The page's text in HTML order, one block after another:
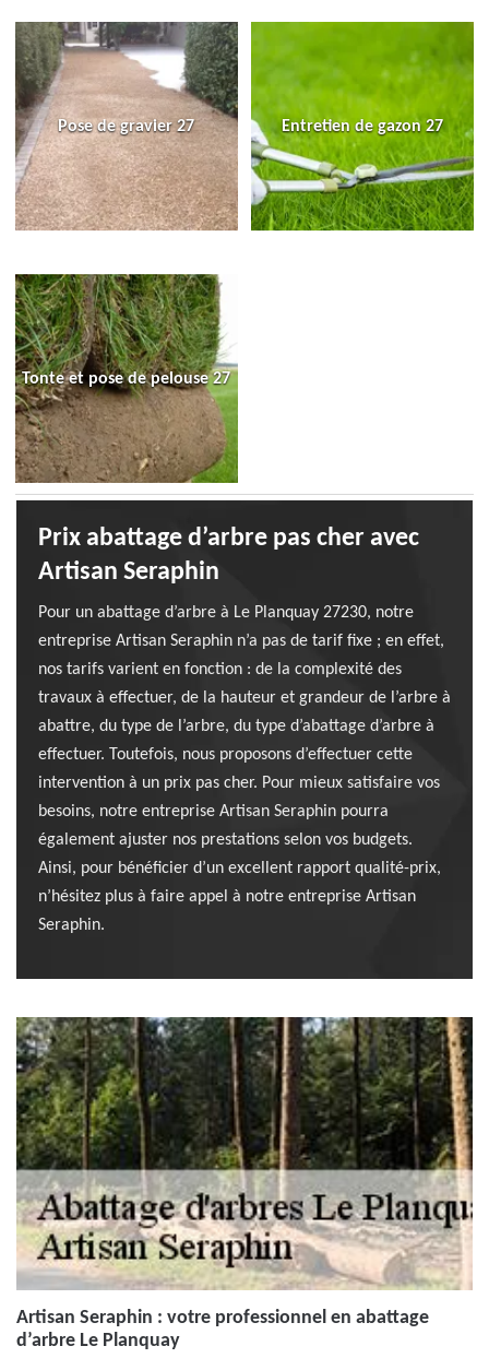
Pose de gravier 27 Entretien de gazon 27
Tonte et pose de pelouse 27
Prix abattage d’arbre pas cher avec
Artisan Seraphin
Pour un abattage d’arbre à Le Planquay 27230, notre
entreprise Artisan Seraphin n’a pas de tarif fixe ; en effet,
nos tarifs varient en fonction : de la complexité des
travaux à effectuer, de la hauteur et grandeur de l’arbre à
abattre, du type de l’arbre, du type d’abattage d’arbre à
effectuer. Toutefois, nous proposons d’effectuer cette
intervention à un prix pas cher. Pour mieux satisfaire vos
besoins, notre entreprise Artisan Seraphin pourra
également ajuster nos prestations selon vos budgets.
Ainsi, pour bénéficier d’un excellent rapport qualité-prix,
n’hésitez plus à faire appel à notre entreprise Artisan
Seraphin.
Artisan Seraphin : votre professionnel en abattage
d’arbre Le Planquay